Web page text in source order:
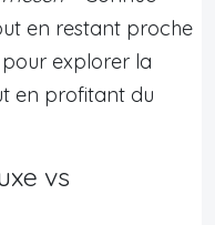
en restant proche
explorer la
en profitant du
vs